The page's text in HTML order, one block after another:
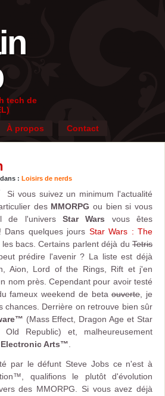
tech de
À propos Contact
dans : Loisirs de nerds
Si vous suivez un minimum l'actualité
des MMORPG ou bien si vous
de l'univers Star Wars vous êtes
quelques jours Star Wars : The
les bacs. Certains parlent déjà duTetris
prédire l'avenir ? La liste est déjà
Aion, Lord of the Rings, Rift et j'en
nom près. Cependant pour avoir testé
fameux weekend de betaouverte, je
chances. Derrière on retrouve bien sûr
(Mass Effect, Dragon Age et Star
Republic) et, malheureusement
Electronic Arts™
par le défunt Steve Jobs ce n'est à
qualifions le plutôt d'évolution
des MMORPG. Si vous avez déjà